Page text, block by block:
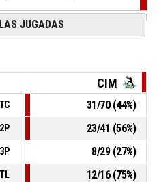
6 88-82
5 87-82
P4 00:14
, Falta personal
JUGADAS
CIM
TC 31/70(44%)
2P 23/41 (56%)
3P 8/29(27%)
TL 12/16(75%)